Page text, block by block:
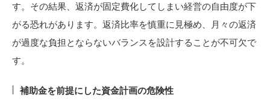
す。その結果、返済が固定費化してしまい経営の自由度が下
がる恐れがあります。返済比率を慎重に見極め、月々の返済
が過度な負担とならないバランスを設計することが不可欠で
す。
補助金を前提にした資金計画の危険性